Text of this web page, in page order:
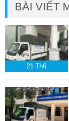
BÀI VIẾT
21 Th6